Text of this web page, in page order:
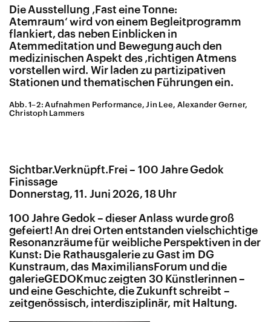
Die Ausstellung ‚Fast eine Tonne:
Atemraum‘ wird von einem Begleitprogramm
flankiert, das neben Einblicken in
Atemmeditation und Bewegung auch den
medizinischen Aspekt des ‚richtigen Atmens
vorstellen wird. Wir laden zu partizipativen
Stationen und thematischen Führungen ein.
Abb. 1–2: Aufnahmen Performance, Jin Lee, Alexander Gerner,
Christoph Lammers
Sichtbar.Verknüpft.Frei – 100 Jahre Gedok
Finissage
Donnerstag, 11. Juni 2026, 18 Uhr
100 Jahre Gedok – dieser Anlass wurde groß
gefeiert! An drei Orten entstanden vielschichtige
Resonanzräume für weibliche Perspektiven in der
Kunst: Die Rathausgalerie zu Gast im DG
Kunstraum, das MaximiliansForum und die
galerieGEDOKmuc zeigten 30 Künstlerinnen –
und eine Geschichte, die Zukunft schreibt –
zeitgenössisch, interdisziplinär, mit Haltung.